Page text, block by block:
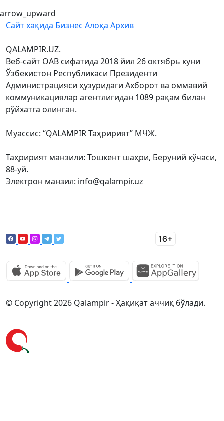
arrow_upward
Сайт хақида Бизнес Алоқа Архив
QALAMPIR.UZ.
Веб-сайт ОАВ сифатида 2018 йил 26 октябрь куни
Ўзбекистон Республикаси Президенти
Администрацияси ҳузуридаги Ахборот ва оммавий
коммуникациялар агентлигидан 1089 рақам билан
рўйхатга олинган.
Муассис: “QALAMPIR Таҳририят” МЧЖ.
Таҳририят манзили: Тошкент шаҳри, Беруний кўчаси,
88-уй.
Электрон манзил: info@qalampir.uz
© Copyright 2026 Qalampir - Ҳақиқат аччиқ бўлади.